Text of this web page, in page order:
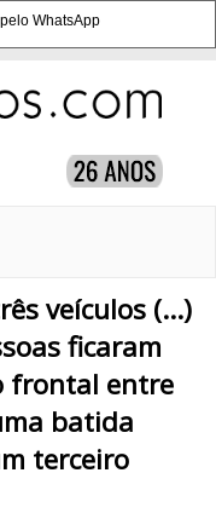
WhatsApp
veículos (...)
ficaram
frontal entre
batida
terceiro